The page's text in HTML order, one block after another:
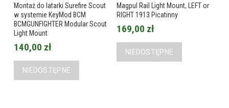
Montaż do latarki Surefire Scout
w systemie KeyMod BCM
BCMGUNFIGHTER Modular Scout
Light Mount
140,00 zł
NIEDOSTĘPNE
Magpul Rail Light Mount, LEFT or
RIGHT 1913 Picatinny
169,00 zł
NIEDOSTĘPNE